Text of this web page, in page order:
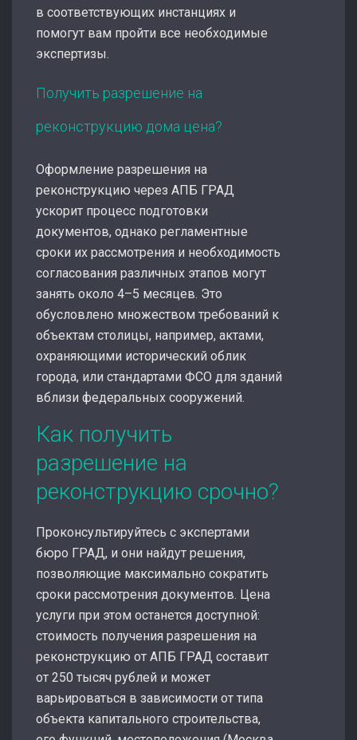
в соответствующих инстанциях и
помогут вам пройти все необходимые
экспертизы.
Получить разрешение на
реконструкцию дома цена?
Оформление разрешения на
реконструкцию через АПБ ГРАД
ускорит процесс подготовки
документов, однако регламентные
сроки их рассмотрения и необходимость
согласования различных этапов могут
занять около 4–5 месяцев. Это
обусловлено множеством требований к
объектам столицы, например, актами,
охраняющими исторический облик
города, или стандартами ФСО для зданий
вблизи федеральных сооружений.
Как получить
разрешение на
реконструкцию срочно?
Проконсультируйтесь с экспертами
бюро ГРАД, и они найдут решения,
позволяющие максимально сократить
сроки рассмотрения документов. Цена
услуги при этом останется доступной:
стоимость получения разрешения на
реконструкцию от АПБ ГРАД составит
от 250 тысяч рублей и может
варьироваться в зависимости от типа
объекта капитального строительства,